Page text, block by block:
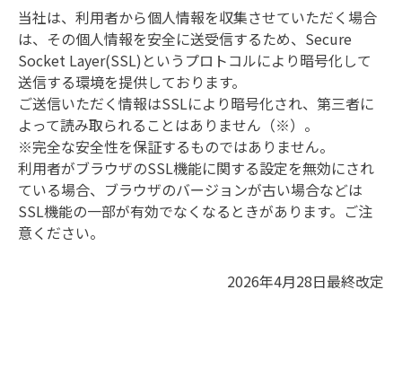
当社は、利用者から個人情報を収集させていただく場合
は、その個人情報を安全に送受信するため、Secure
Socket Layer(SSL)というプロトコルにより暗号化して
送信する環境を提供しております。
ご送信いただく情報はSSLにより暗号化され、第三者に
よって読み取られることはありません（※）。
※完全な安全性を保証するものではありません。
利用者がブラウザのSSL機能に関する設定を無効にされ
ている場合、ブラウザのバージョンが古い場合などは
SSL機能の一部が有効でなくなるときがあります。ご注
意ください。
2026年4月28日最終改定